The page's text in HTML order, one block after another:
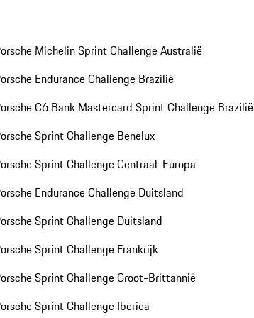
Michelin Sprint Challenge Australië
Endurance Challenge Brazilië
C6 Bank Mastercard Sprint Challenge Brazilië
Sprint Challenge Benelux
Sprint Challenge Centraal-Europa
Endurance Challenge Duitsland
Sprint Challenge Duitsland
Sprint Challenge Frankrijk
Sprint Challenge Groot-Brittannië
Sprint Challenge Iberica